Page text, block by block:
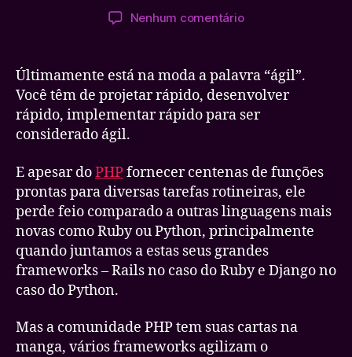
Nenhum comentárioem
Últimamente está na moda a palavra “ágil”.
Você têm de projetar rápido, desenvolver
rápido, implementar rápido para ser
considerado ágil.
E apesar doPHPfornecer centenas de funções
prontas para diversas tarefas rotineiras, ele
perde feio comparado a outras linguagens mais
novas como Ruby ou Python, principalmente
quando juntamos a estas seus grandes
frameworks – Rails no caso do Ruby e Django no
caso do Python.
Mas a comunidade PHP tem suas cartas na
manga, vários frameworks agilizam o